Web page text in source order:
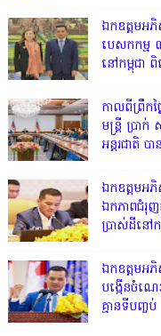
ឯកឧត្ដមអ
បេសកកម្ម
នៅកម្ពុជា
កាលពីព្រឹកថ្
មន្ត្រី ប្រា
អន្តរជាតិ
ឯកឧត្តមអ
ឯកភាពជំរុញ
ប្រាស់ដីនៅក
ឯកឧត្តមអ
បង្កើនចំណេ
គ្មានទីបញ្ចប់